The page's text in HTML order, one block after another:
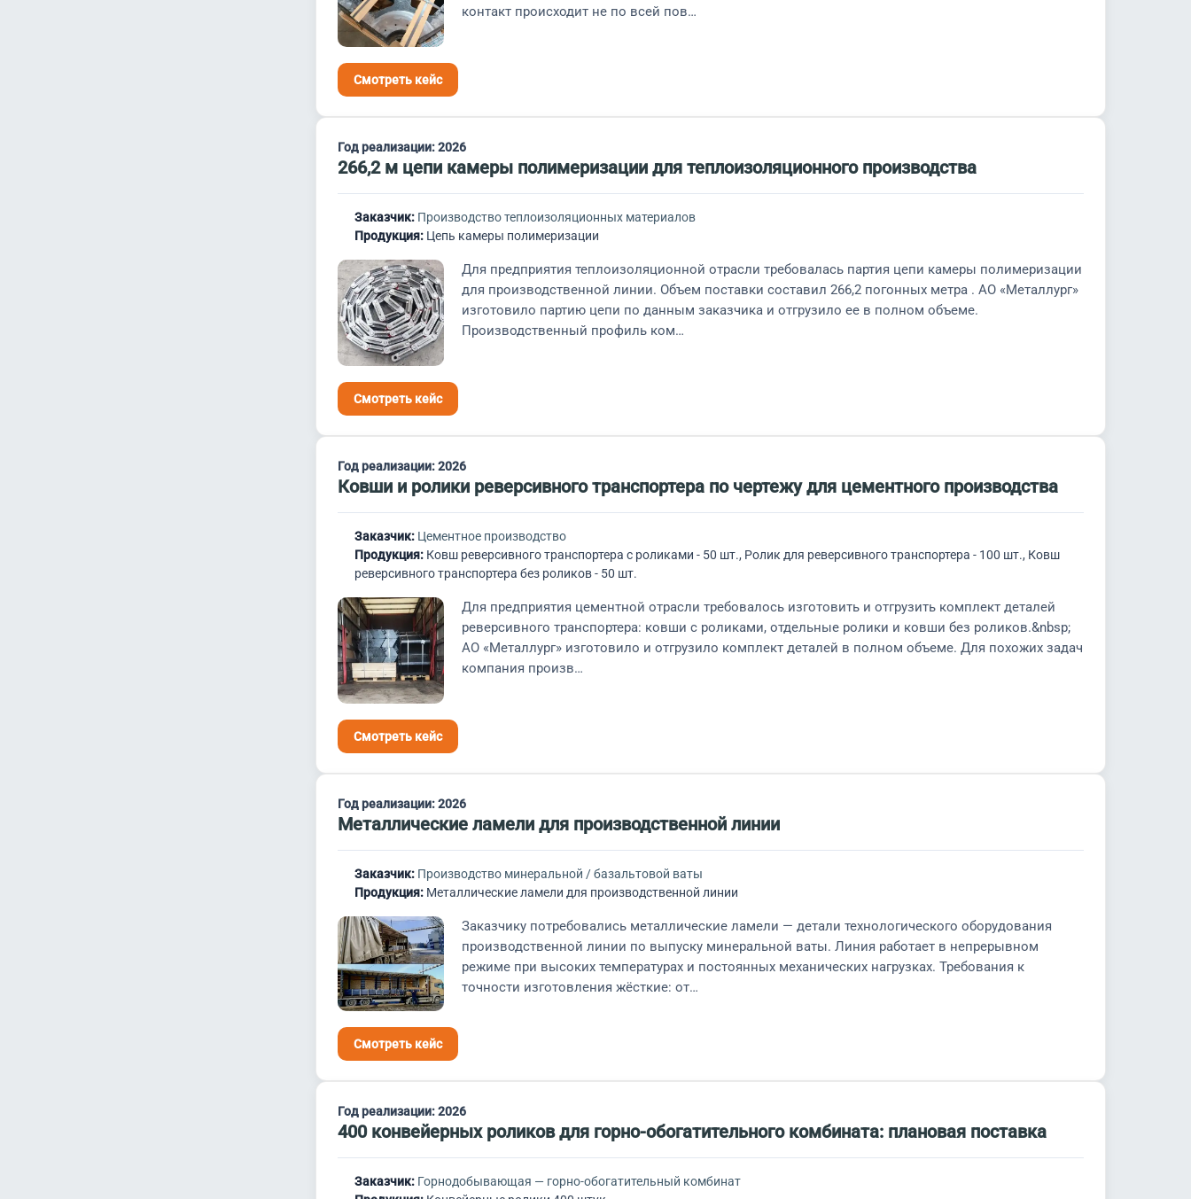
контакт происходит не по всей пов…
Смотреть кейс
Год реализации:2026
266,2 м цепи камеры полимеризации для теплоизоляционного производства
Заказчик: Производство теплоизоляционных материалов
Продукция: Цепь камеры полимеризации
Для предприятия теплоизоляционной отрасли требовалась партия цепи камеры полимеризации
для производственной линии. Объем поставки составил 266,2 погонных метра . АО «Металлург»
изготовило партию цепи по данным заказчика и отгрузило ее в полном объеме.
Производственный профиль ком…
Смотреть кейс
Год реализации:2026
Ковши и ролики реверсивного транспортера по чертежу для цементного производства
Заказчик: Цементное производство
Продукция: Ковш реверсивного транспортера с роликами - 50 шт., Ролик для реверсивного транспортера - 100 шт., Ковш
реверсивного транспортера без роликов - 50 шт.
Для предприятия цементной отрасли требовалось изготовить и отгрузить комплект деталей
реверсивного транспортера: ковши с роликами, отдельные ролики и ковши без роликов.&nbsp;
АО «Металлург» изготовило и отгрузило комплект деталей в полном объеме. Для похожих задач
компания произв…
Смотреть кейс
Год реализации:2026
Металлические ламели для производственной линии
Заказчик: Производство минеральной / базальтовой ваты
Продукция: Металлические ламели для производственной линии
Заказчику потребовались металлические ламели — детали технологического оборудования
производственной линии по выпуску минеральной ваты. Линия работает в непрерывном
режиме при высоких температурах и постоянных механических нагрузках. Требования к
точности изготовления жёсткие: от…
Смотреть кейс
Год реализации:2026
400 конвейерных роликов для горно-обогатительного комбината: плановая поставка
Заказчик: Горнодобывающая — горно-обогатительный комбинат